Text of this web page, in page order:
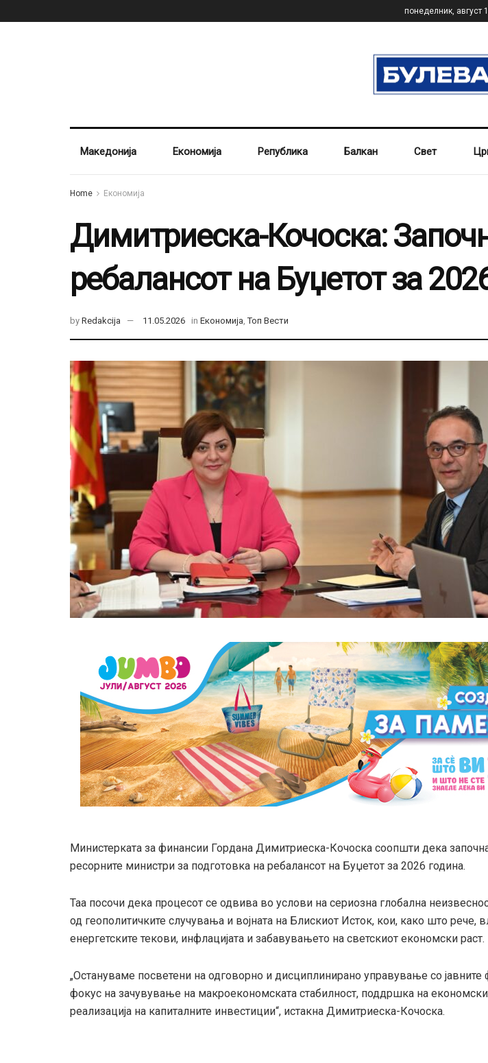
понеделник, август
Македонија Економија Република Балкан Свет
Home Економија
Димитриеска-Кочоска:
ребалансот на Буџетот за
by Redakcija 11.05.2026 in Економија,Топ Вести
Министерката за финансии Гордана Димитриеска-Кочоска соопшти дека
ресорните министри за подготовка на ребалансот на Буџетот за 2026 година.
Таа посочи дека процесот се одвива во услови на сериозна глобална
од геополитичките случувања и војната на Блискиот Исток, кои, како што рече,
енергетските текови, инфлацијата и забавувањето на светскиот економски раст.
„Остануваме посветени на одговорно и дисциплинирано управување со јавните
фокус на зачувување на макроекономската стабилност, поддршка на
реализација на капиталните инвестиции“, истакна Димитриеска-Кочоска.